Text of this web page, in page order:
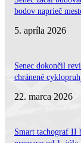
bodov naprieč
5. apríla 2026
Senec dokončil
chránené
22. marca 2026
Smart tachograf II